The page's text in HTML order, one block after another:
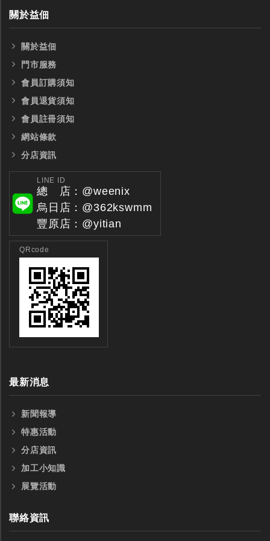
關於益佃
關於益佃
門市服務
會員訂購須知
會員退貨須知
會員註冊須知
網站條款
分店資訊
LINE ID
總 店：@weenix
烏日店：@362kswmm
豐原店：@yitian
QRcode
最新消息
新聞報導
特惠活動
分店資訊
加工小知識
展覽活動
聯絡資訊